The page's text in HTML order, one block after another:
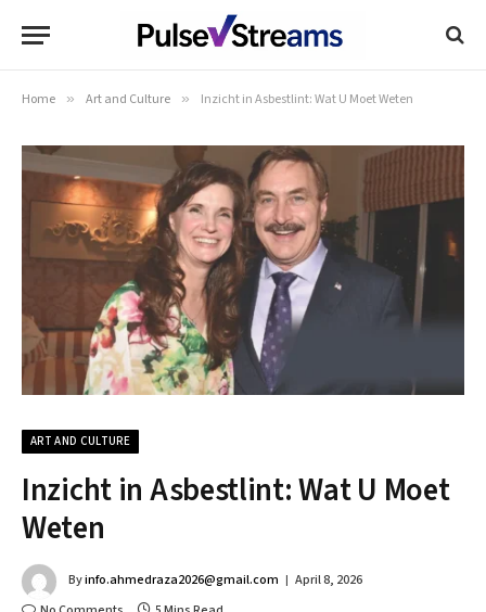
Home » Art and Culture » Inzicht in Asbestlint: Wat U Moet Weten
ART AND CULTURE
Inzicht in Asbestlint: Wat U Moet
Weten
Byinfo.ahmedraza2026@gmail.com
April 8, 2026